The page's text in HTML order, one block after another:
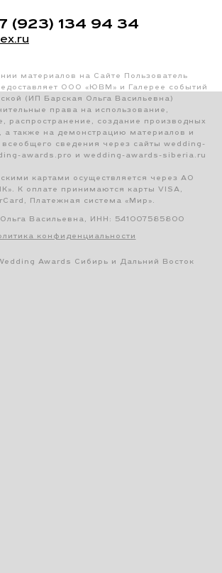
(923) 134 94 34
материалов на Сайте Пользователь
ООО «ЮВМ» и Галерее событий
(ИП Барская Ольга Васильевна)
права на использование,
распространение, создание производных
а также на демонстрацию материалов и
сведения через сайты wedding-
awards.pro и wedding-awards-siberia.ru
картами осуществляется через АО
К оплате принимаются карты VISA,
Платежная система «Мир».
Васильевна, ИНН: 541007585800
конфиденциальности
Awards Сибирь и Дальний Восток